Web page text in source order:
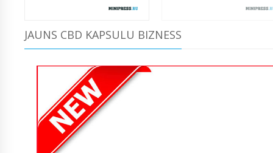
JAUNS CBD KAPSULU BIZNESS